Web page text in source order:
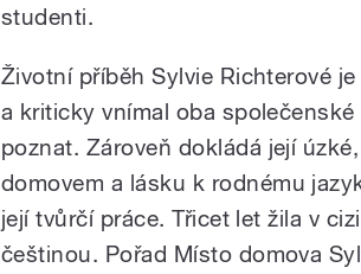
studenti.
Životní příběh Sylvie Richterové
a kriticky vnímal oba
poznat. Zároveň dokládá její
domovem a lásku k rodnému
její tvůrčí práce. Třicet let žila v
češtinou. Pořad Místo domova